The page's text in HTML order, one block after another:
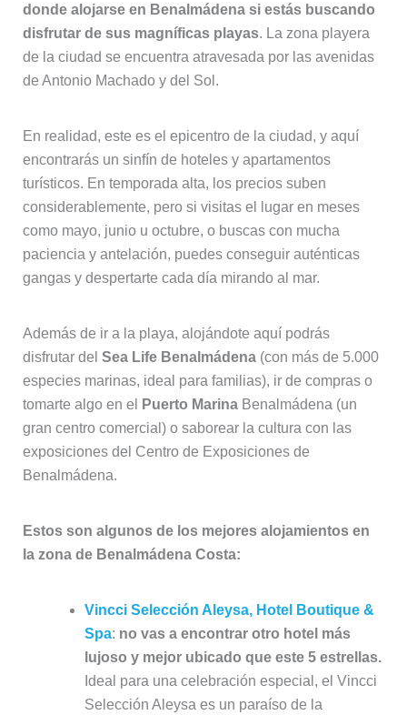
donde alojarse en Benalmádena si estás buscando
disfrutar de sus magníficas playas. La zona playera
de la ciudad se encuentra atravesada por las avenidas
de Antonio Machado y del Sol.
En realidad, este es el epicentro de la ciudad, y aquí
encontrarás un sinfín de hoteles y apartamentos
turísticos. En temporada alta, los precios suben
considerablemente, pero si visitas el lugar en meses
como mayo, junio u octubre, o buscas con mucha
paciencia y antelación, puedes conseguir auténticas
gangas y despertarte cada día mirando al mar.
Además de ir a la playa, alojándote aquí podrás
disfrutar del Sea Life Benalmádena(con más de 5.000
especies marinas, ideal para familias), ir de compras o
tomarte algo en el
Puerto MarinaBenalmádena (un
gran centro comercial) o saborear la cultura con las
exposiciones del Centro de Exposiciones de
Benalmádena.
Estos son algunos de los mejores alojamientos en
la zona de Benalmádena Costa:
Vincci Selección Aleysa, Hotel Boutique &
Spa: no vas a encontrar otro hotel más
lujoso y mejor ubicado que este 5 estrellas.
Ideal para una celebración especial, el Vincci
Selección Aleysa es un paraíso de la